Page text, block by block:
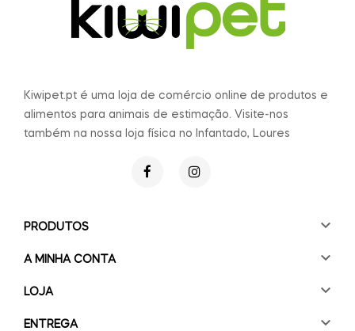
Kiwipet.pt é uma loja de comércio online de produtos e
alimentos para animais de estimação. Visite-nos
também na nossa loja física no Infantado, Loures
PRODUTOS 
A MINHA CONTA 
LOJA 
ENTREGA 